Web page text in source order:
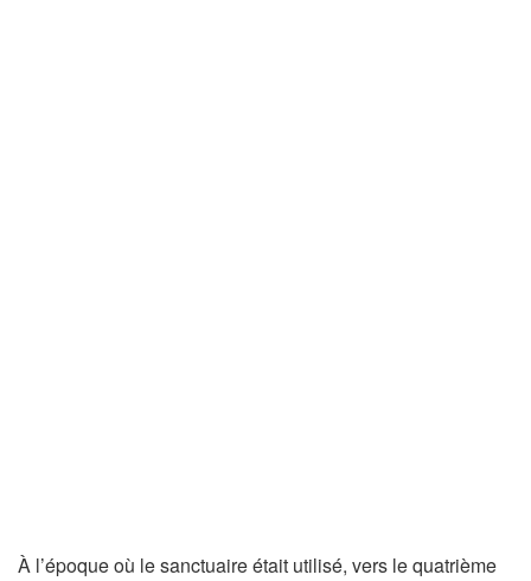
À l’époque où le sanctuaire était utilisé, vers le quatrième